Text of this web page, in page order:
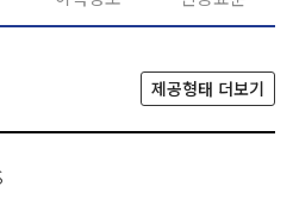
제공형태 더보기